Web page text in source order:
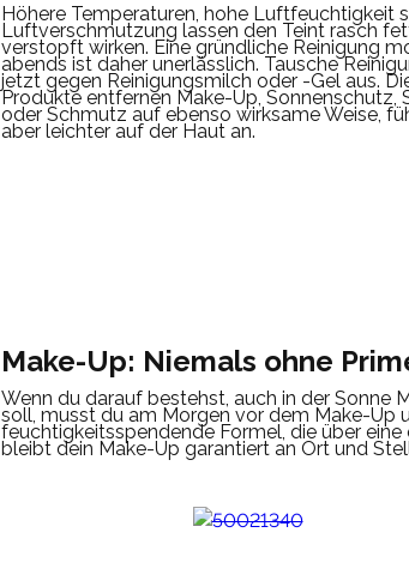
Höhere Temperaturen, hohe Luftfeuchtigkeit
Luftverschmutzung lassen den Teint rasch
verstopft wirken. Eine gründliche Reinigung
abends ist daher unerlässlich. Tausche
jetzt gegen Reinigungsmilch oder -Gel aus.
Produkte entfernen Make-Up, Sonnenschutz,
oder Schmutz auf ebenso wirksame Weise,
aber leichter auf der Haut an.
Make-Up: Niemals ohne
Wenn du darauf bestehst, auch in der Sonne
soll, musst du am Morgen vor dem Make-Up
feuchtigkeitsspendende Formel, die über
bleibt dein Make-Up garantiert an Ort und